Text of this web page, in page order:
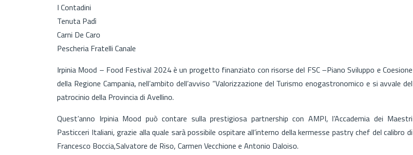
I Contadini
Tenuta Padì
Carni De Caro
Pescheria Fratelli Canale
Irpinia Mood – Food Festival 2024 è un progetto finanziato con risorse del FSC –Piano Sviluppo e Coesione
della Regione Campania, nell’ambito dell’avviso “Valorizzazione del Turismo enogastronomico e si avvale del
patrocinio della Provincia di Avellino.
Quest’anno Irpinia Mood può contare sulla prestigiosa partnership con AMPI, l’Accademia dei Maestri
Pasticceri Italiani, grazie alla quale sarà possibile ospitare all’interno della kermesse pastry chef del calibro di
Francesco Boccia,Salvatore de Riso, Carmen Vecchione e Antonio Daloiso.